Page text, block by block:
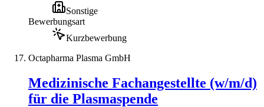
Sonstige
Bewerbungsart
Kurzbewerbung
Octapharma Plasma GmbH
Medizinische Fachangestellte (w/m/d)
für die Plasmaspende